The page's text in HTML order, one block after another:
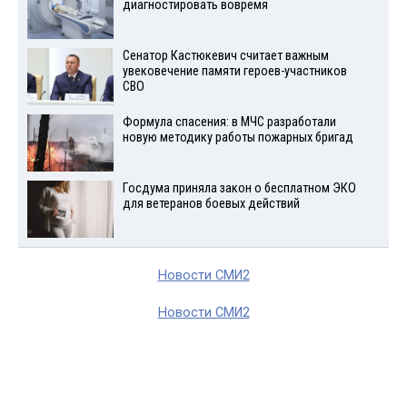
диагностировать вовремя
Сенатор Кастюкевич считает важным
увековечение памяти героев-участников
СВО
Формула спасения: в МЧС разработали
новую методику работы пожарных бригад
Госдума приняла закон о бесплатном ЭКО
для ветеранов боевых действий
Новости СМИ2
Новости СМИ2